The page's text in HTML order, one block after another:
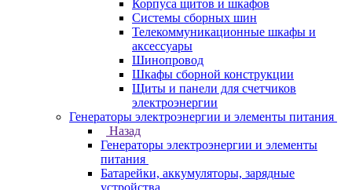
Корпуса щитов и шкафов
Системы сборных шин
Телекоммуникационные шкафы и
аксессуары
Шинопровод
Шкафы сборной конструкции
Щиты и панели для счетчиков
электроэнергии
Генераторы электроэнергии и элементы питания
Назад
Генераторы электроэнергии и элементы
питания
Батарейки, аккумуляторы, зарядные
устройства